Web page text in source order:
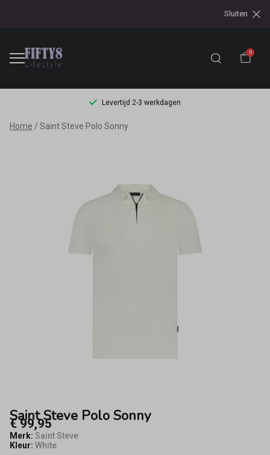
Sluiten
0
Levertijd 2-3 werkdagen
Saint
Home Saint Steve Polo Sonny
Saint Steve Polo Sonny
€ 99,95
Merk: Saint Steve
Kleur: White